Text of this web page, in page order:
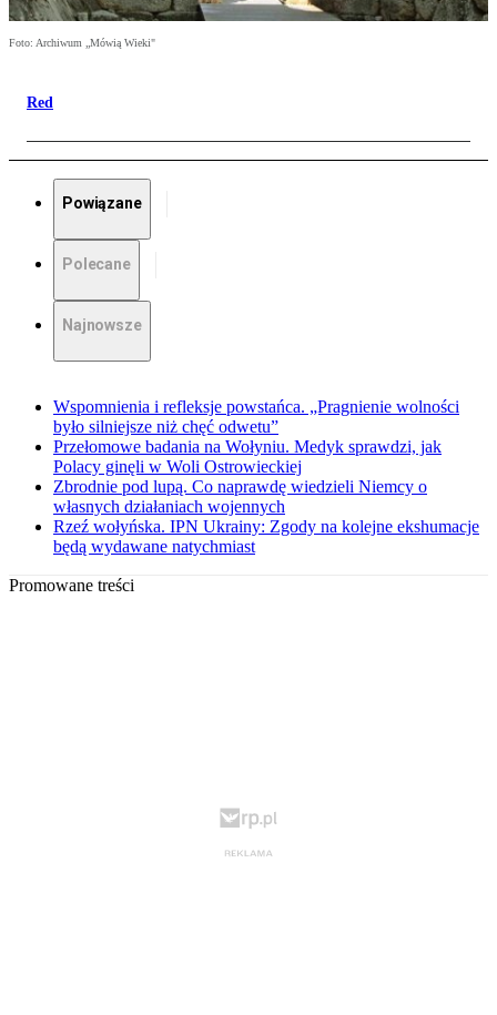
Foto: Archiwum „Mówią Wieki"
Red
Powiązane
Polecane
Najnowsze
Wspomnienia i refleksje powstańca. „Pragnienie wolności
było silniejsze niż chęć odwetu”
Przełomowe badania na Wołyniu. Medyk sprawdzi, jak
Polacy ginęli w Woli Ostrowieckiej
Zbrodnie pod lupą. Co naprawdę wiedzieli Niemcy o
własnych działaniach wojennych
Rzeź wołyńska. IPN Ukrainy: Zgody na kolejne ekshumacje
będą wydawane natychmiast
Promowane treści